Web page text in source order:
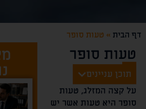
דף הבית» טעות סופר
טעות סופר
תוכן עניינים
על קצה המזלג, טעות
סופר היא טעות אשר יש